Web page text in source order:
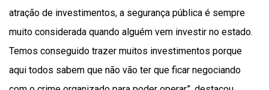
atração de investimentos, a segurança pública é sempre
muito considerada quando alguém vem investir no estado.
Temos conseguido trazer muitos investimentos porque
aqui todos sabem que não vão ter que ficar negociando